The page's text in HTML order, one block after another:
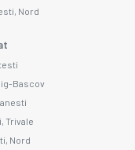
Nord
Bascov
Trivale
Nord